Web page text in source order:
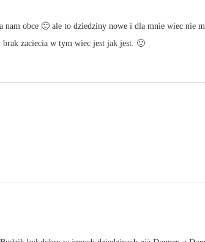
obce 🙂 ale to dziedziny nowe i dla mnie wiec nie
zaciecia w tym wiec jest jak jest. 🙂